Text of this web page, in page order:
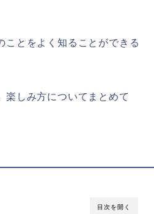
ことをよく知ることができる
楽しみ方についてまとめて
目次を開く